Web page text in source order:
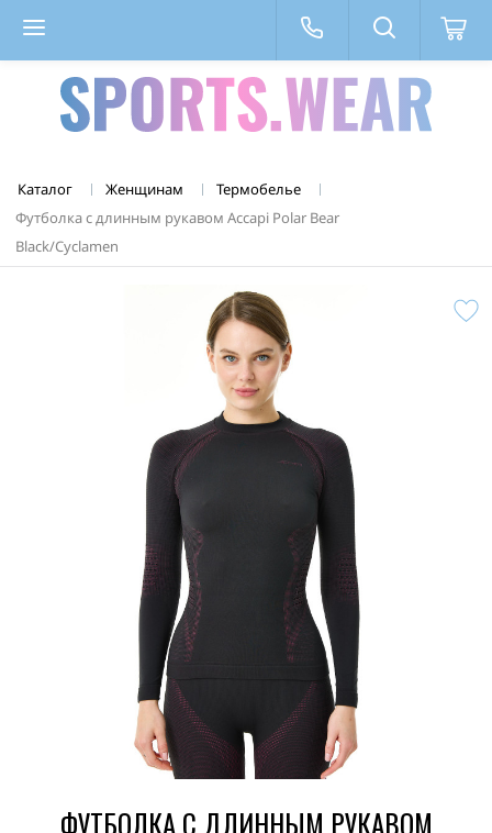
Каталог Женщинам
Термобелье
Футболка с длинным рукавом Accapi Polar Bear
Black/Cyclamen
ФУТБОЛКА С ДЛИННЫМ РУКАВОМ